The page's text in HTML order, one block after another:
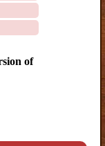
of